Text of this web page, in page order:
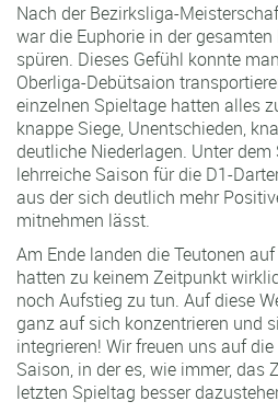
Nach der Bezirksliga-
war die Euphorie in der
spüren. Dieses Gefühl konnte
Oberliga-Debütsaion
einzelnen Spieltage hatten alles
knappe Siege, Unentschieden,
deutliche Niederlagen. Unter
lehrreiche Saison für die D1-
aus der sich deutlich mehr
mitnehmen lässt.
Am Ende landen die Teutonen
hatten zu keinem Zeitpunkt
noch Aufstieg zu tun. Auf diese
ganz auf sich konzentrieren und
integrieren! Wir freuen uns auf
Saison, in der es, wie immer, das
letzten Spieltag besser